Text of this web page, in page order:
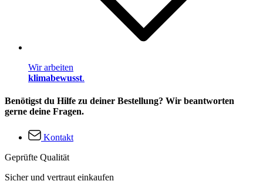
Wir arbeiten
klimabewusst.
Benötigst du Hilfe zu deiner Bestellung? Wir beantworten
gerne deine Fragen.
Kontakt
Geprüfte Qualität
Sicher und vertraut einkaufen